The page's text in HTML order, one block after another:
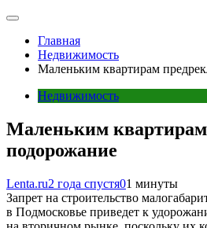
Главная
Недвижимость
Маленьким квартирам
Недвижимость
Маленьким
подорожание
Lenta.ru2 года спустя01 минуты
Запрет на строительство
в Подмосковье приведет к